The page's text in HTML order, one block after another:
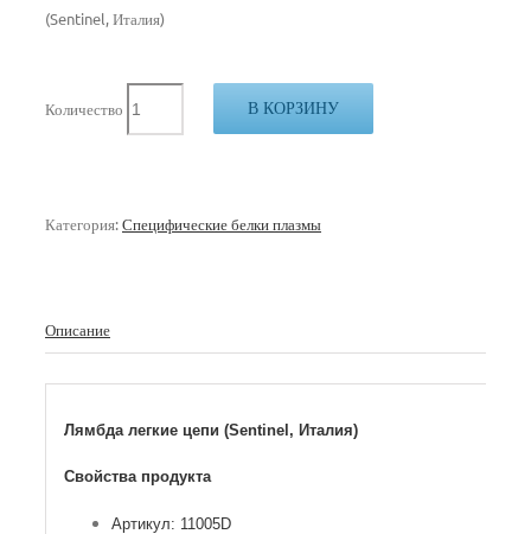
(Sentinel, Италия)
Количество В КОРЗИНУ
Категория:Специфические белки плазмы
Описание
Лямбда легкие цепи (Sentinel, Италия)
Свойства продукта
Артикул: 11005D